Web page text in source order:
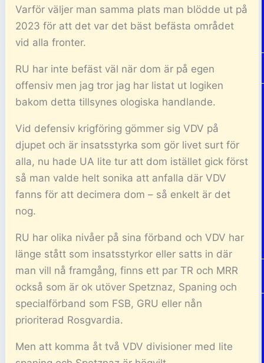
Varför väljer man samma plats man blödde ut på
2023 för att det var det bäst befästa området
vid alla fronter.
RU har inte befäst väl när dom är på egen
offensiv men jag tror jag har listat ut logiken
bakom detta tillsynes ologiska handlande.
Vid defensiv krigföring gömmer sig VDV på
djupet och är insatsstyrka som gör livet surt för
alla, nu hade UA lite tur att dom istället gick först
så man valde helt sonika att anfalla där VDV
fanns för att decimera dom – så enkelt är det
nog.
RU har olika nivåer på sina förband och VDV har
länge stått som insatsstyrkor eller satts in där
man vill nå framgång, finns ett par TR och MRR
också som är ok utöver Spetznaz, Spaning och
specialförband som FSB, GRU eller nån
prioriterad Rosgvardia.
Men att komma åt två VDV divisioner med lite